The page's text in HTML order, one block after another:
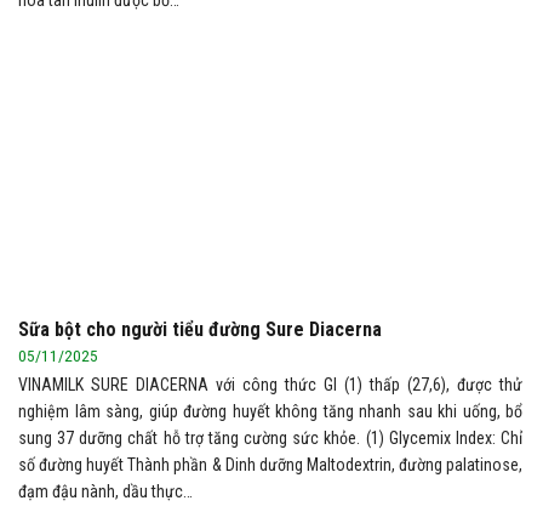
Sữa bột cho người tiểu đường Sure Diacerna
05/11/2025
VINAMILK SURE DIACERNA với công thức GI (1) thấp (27,6), được thử
nghiệm lâm sàng, giúp đường huyết không tăng nhanh sau khi uống, bổ
sung 37 dưỡng chất hỗ trợ tăng cường sức khỏe. (1) Glycemix Index: Chỉ
số đường huyết Thành phần & Dinh dưỡng Maltodextrin, đường palatinose,
đạm đậu nành, dầu thực…